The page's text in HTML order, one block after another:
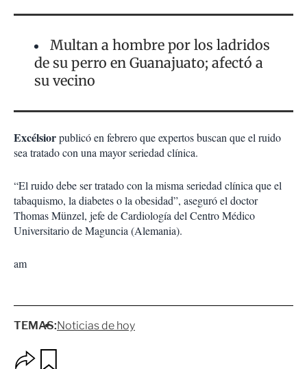
Multan a hombre por los ladridos
de su perro en Guanajuato; afectó a
su vecino
Excélsiorpublicó en febrero que expertos buscan que el ruido
sea tratado con una mayor seriedad clínica.
“El ruido debe ser tratado con la misma seriedad clínica que el
tabaquismo, la diabetes o la obesidad”, aseguró el doctor
Thomas Münzel, jefe de Cardiología del Centro Médico
Universitario de Maguncia (Alemania).
am
TEMAS:Noticias de hoy